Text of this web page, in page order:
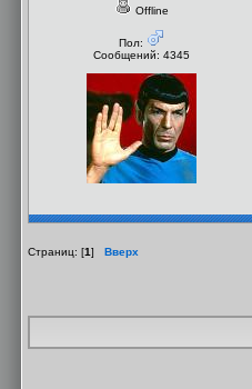
Offline
Пол:
Сообщений: 4345
Страниц: [1] Вверх